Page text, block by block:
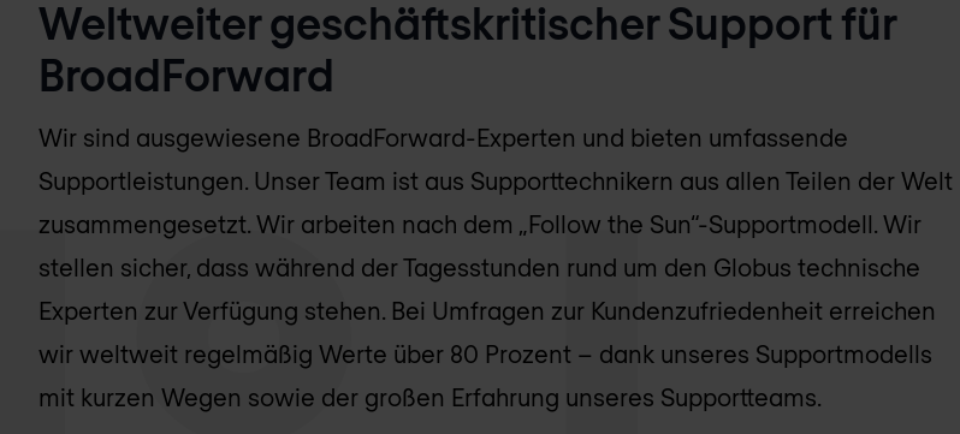
Weltweiter geschäftskritischer Support für
BroadForward
Wir sind ausgewiesene BroadForward-Experten und bieten umfassende
Supportleistungen. Unser Team ist aus Supporttechnikern aus allen Teilen der Welt
zusammengesetzt. Wir arbeiten nach dem „Follow the Sun“-Supportmodell. Wir
stellen sicher, dass während der Tagesstunden rund um den Globus technische
Experten zur Verfügung stehen. Bei Umfragen zur Kundenzufriedenheit erreichen
wir weltweit regelmäßig Werte über 80 Prozent – dank unseres Supportmodells
mit kurzen Wegen sowie der großen Erfahrung unseres Supportteams.